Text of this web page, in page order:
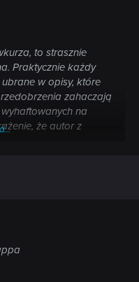
to strasznie
Praktycznie każdy
w opisy, które
zahaczają
na
że autor z
nadrabia grafiką,